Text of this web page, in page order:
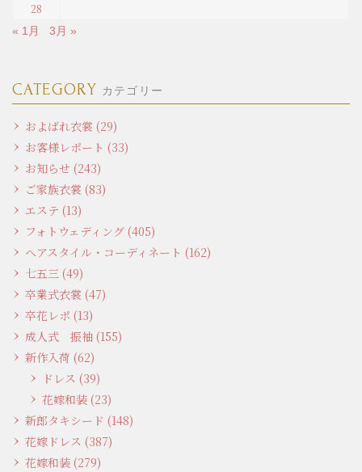
28
« 1月 3月 »
CATEGORY カテゴリー
およばれ衣裳 (29)
お客様レポート (33)
お知らせ (243)
ご家族衣裳 (83)
エステ (13)
フォトウェディング (405)
ヘアスタイル・コーディネート (162)
七五三 (49)
卒業式衣裳 (47)
卒花レポ (13)
成人式 振袖 (155)
新作入荷 (62)
ドレス (39)
花嫁和装 (23)
新郎タキシード (148)
花嫁ドレス (387)
花嫁和装 (279)